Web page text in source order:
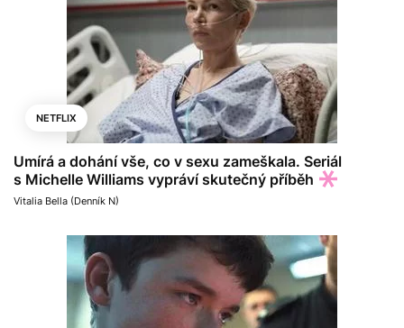
NETFLIX
Umírá a dohání vše, co v sexu zameškala. Seriál
s Michelle Williams vypráví skutečný příběh
Vitalia Bella (Denník N)